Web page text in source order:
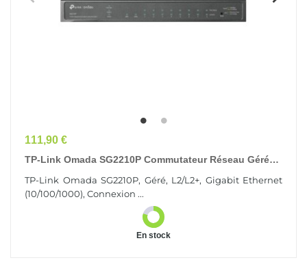
Prix
111,90 €
TP-Link Omada SG2210P Commutateur Réseau Géré
L2/L2+ Gigabit Ethernet (10/100/1000) Connexion...
TP-Link Omada SG2210P, Géré, L2/L2+, Gigabit Ethernet
(10/100/1000), Connexion ...
En stock